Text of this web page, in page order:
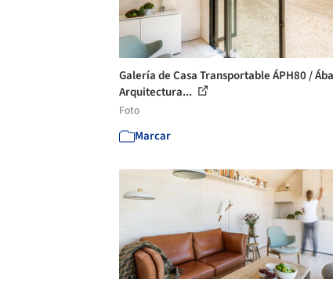
Galería de Casa Transportable ÁPH80 /
Arquitectura...
Foto
Marcar